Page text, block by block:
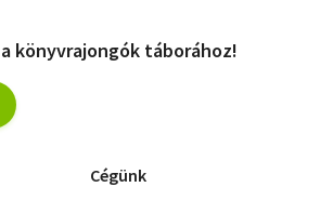
könyvrajongók táborához!
Cégünk